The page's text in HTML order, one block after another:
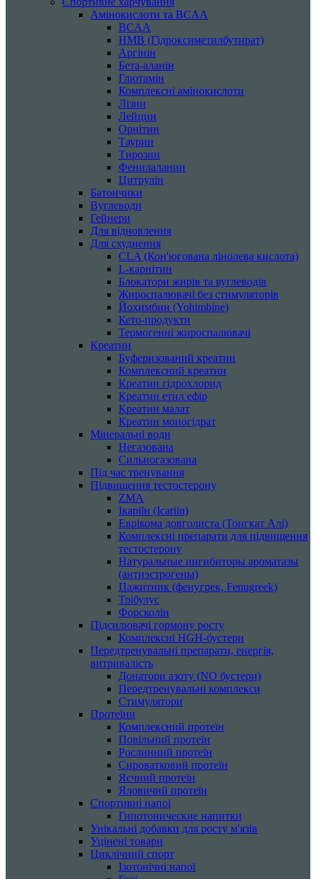
Амінокислоти та BCAA
BCAA
HMB (Гідроксиметилбутират)
Аргінін
Бета-аланін
Глютамін
Комплексні амінокислоти
Лізин
Лейцин
Орнітин
Таурин
Тирозин
Фенилаланин
Цитрулін
Батончики
Вуглеводи
Гейнери
Для відновлення
Для схуднення
CLA (Кон'югована лінолева кислота)
L-карнітин
Блокатори жирів та вуглеводів
Жироспалювачі без стимуляторів
Йохимбин (Yohimbine)
Кето-продукти
Термогенні жироспалювачі
Креатин
Буферизований креатин
Комплексний креатин
Креатин гідрохлорид
Креатин етил ефір
Креатин малат
Креатин моногідрат
Мінеральні води
Негазована
Сильногазована
Під час тренування
Підвищення тестостерону
ZMA
Ікаріїн (Icariin)
Еврікома довголиста (Тонгкат Алі)
Комплексні препарати для підвищення
тестостерону
Натуральные ингибиторы ароматазы
(антиэстрогены)
Пажитник (фенугрек, Fenugreek)
Трібулус
Форсколін
Підсилювачі гормону росту
Комплексні HGH-бустери
Передтренувальні препарати, енергія,
витривалість
Донатори азоту (NO бустери)
Передтренувальні комплекси
Стимулятори
Протеїни
Комплексний протеїн
Повільний протеїн
Рослинний протеїн
Сироватковий протеїн
Яєчний протеїн
Яловичий протеїн
Спортивні напої
Гипотонические напитки
Унікальні добавки для росту м'язів
Уцінені товари
Циклічний спорт
Ізотонічні напої